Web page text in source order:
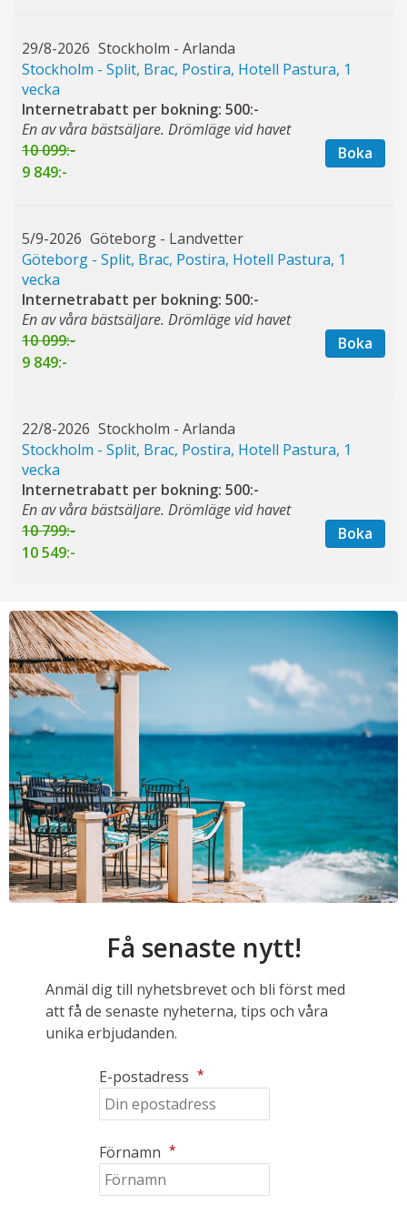
29/8-2026 Stockholm - Arlanda
Stockholm - Split, Brac, Postira, Hotell Pastura, 1
vecka
Internetrabatt per bokning: 500:-
En av våra bästsäljare. Drömläge vid havet
10 099:-
9 849:-
Boka
5/9-2026 Göteborg - Landvetter
Göteborg - Split, Brac, Postira, Hotell Pastura, 1
vecka
Internetrabatt per bokning: 500:-
En av våra bästsäljare. Drömläge vid havet
10 099:-
9 849:-
Boka
22/8-2026 Stockholm - Arlanda
Stockholm - Split, Brac, Postira, Hotell Pastura, 1
vecka
Internetrabatt per bokning: 500:-
En av våra bästsäljare. Drömläge vid havet
10 799:-
10 549:-
Boka
Få senaste nytt!
Anmäl dig till nyhetsbrevet och bli först med
att få de senaste nyheterna, tips och våra
unika erbjudanden.
E-postadress *
Förnamn *